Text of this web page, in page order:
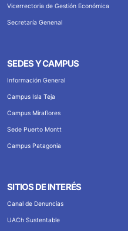
Vicerrectoria de Gestión Económica
Secretaría Genenal
SEDES Y CAMPUS
Información General
Campus Isla Teja
Campus Miraflores
Sede Puerto Montt
Campus Patagonia
SITIOS DE INTERÉS
Canal de Denuncias
UACh Sustentable